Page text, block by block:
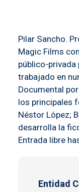
Pilar Sancho.
Magic Films
público-
trabajado en
Documental
los principales
Néstor López;
desarrolla la
Entrada libre
Entidad